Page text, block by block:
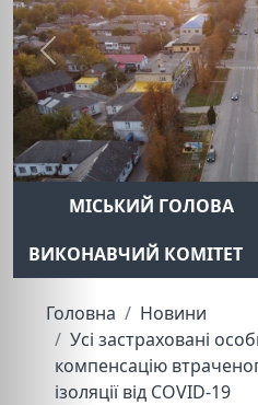
Previous
МІСЬКИЙ ГОЛОВА
ВИКОНАВЧИЙ КОМІТЕТ
Головна
Новини
Усі застраховані
компенсацію
ізоляції від COVID-19